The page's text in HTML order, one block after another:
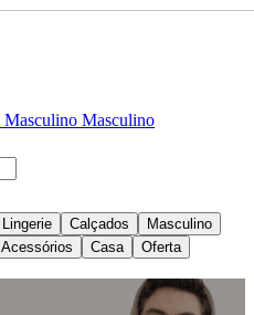
Masculino Masculino
Lingerie Calçados
Masculino
Acessórios Casa Oferta